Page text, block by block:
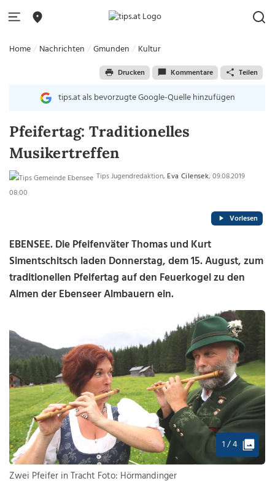
Home Nachrichten Gmunden Kultur
Drucken Kommentare Teilen
tips.at als bevorzugte Google-Quelle hinzufügen
Pfeifertag: Traditionelles
Musikertreffen
Tips Jugendredaktion, Eva Cilensek, 09.08.2019
08:00
Vorlesen
EBENSEE. Die Pfeifenväter Thomas und Kurt
Simentschitsch laden Donnerstag, dem 15. August, zum
traditionellen Pfeifertag auf den Feuerkogel zu den
Almen der Ebenseer Almbauern ein.
1 / 4
Zwei Pfeifer in Tracht Foto: Hörmandinger